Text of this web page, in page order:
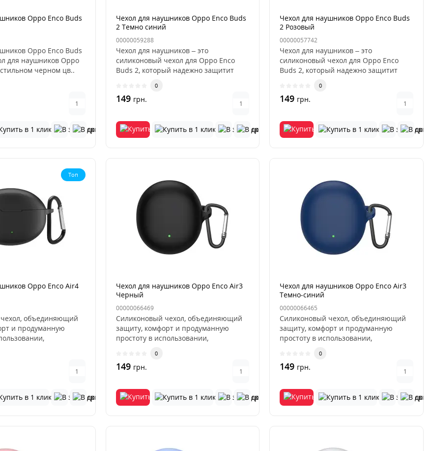
Oppo Enco Buds
Oppo Enco Buds
для наушников Oppo
черном цв..
Чехол для наушников Oppo Enco Buds
2 Темно синий
00000059288
Чехол для наушников – это
силиконовый чехол для Oppo Enco
Buds 2, который надежно защитит
0
149 грн.
Чехол для наушников Oppo Enco Buds
2 Розовый
00000057742
Чехол для наушников – это
силиконовый чехол для Oppo Enco
Buds 2, который надежно защитит
0
149 грн.
Топ
Oppo Enco Air4
объединяющий
и продуманную
Чехол для наушников Oppo Enco Air3
Черный
00000066469
Силиконовый чехол, объединяющий
защиту, комфорт и продуманную
простоту в использовании,
0
149 грн.
Чехол для наушников Oppo Enco Air3
Темно-синий
00000066465
Силиконовый чехол, объединяющий
защиту, комфорт и продуманную
простоту в использовании,
0
149 грн.